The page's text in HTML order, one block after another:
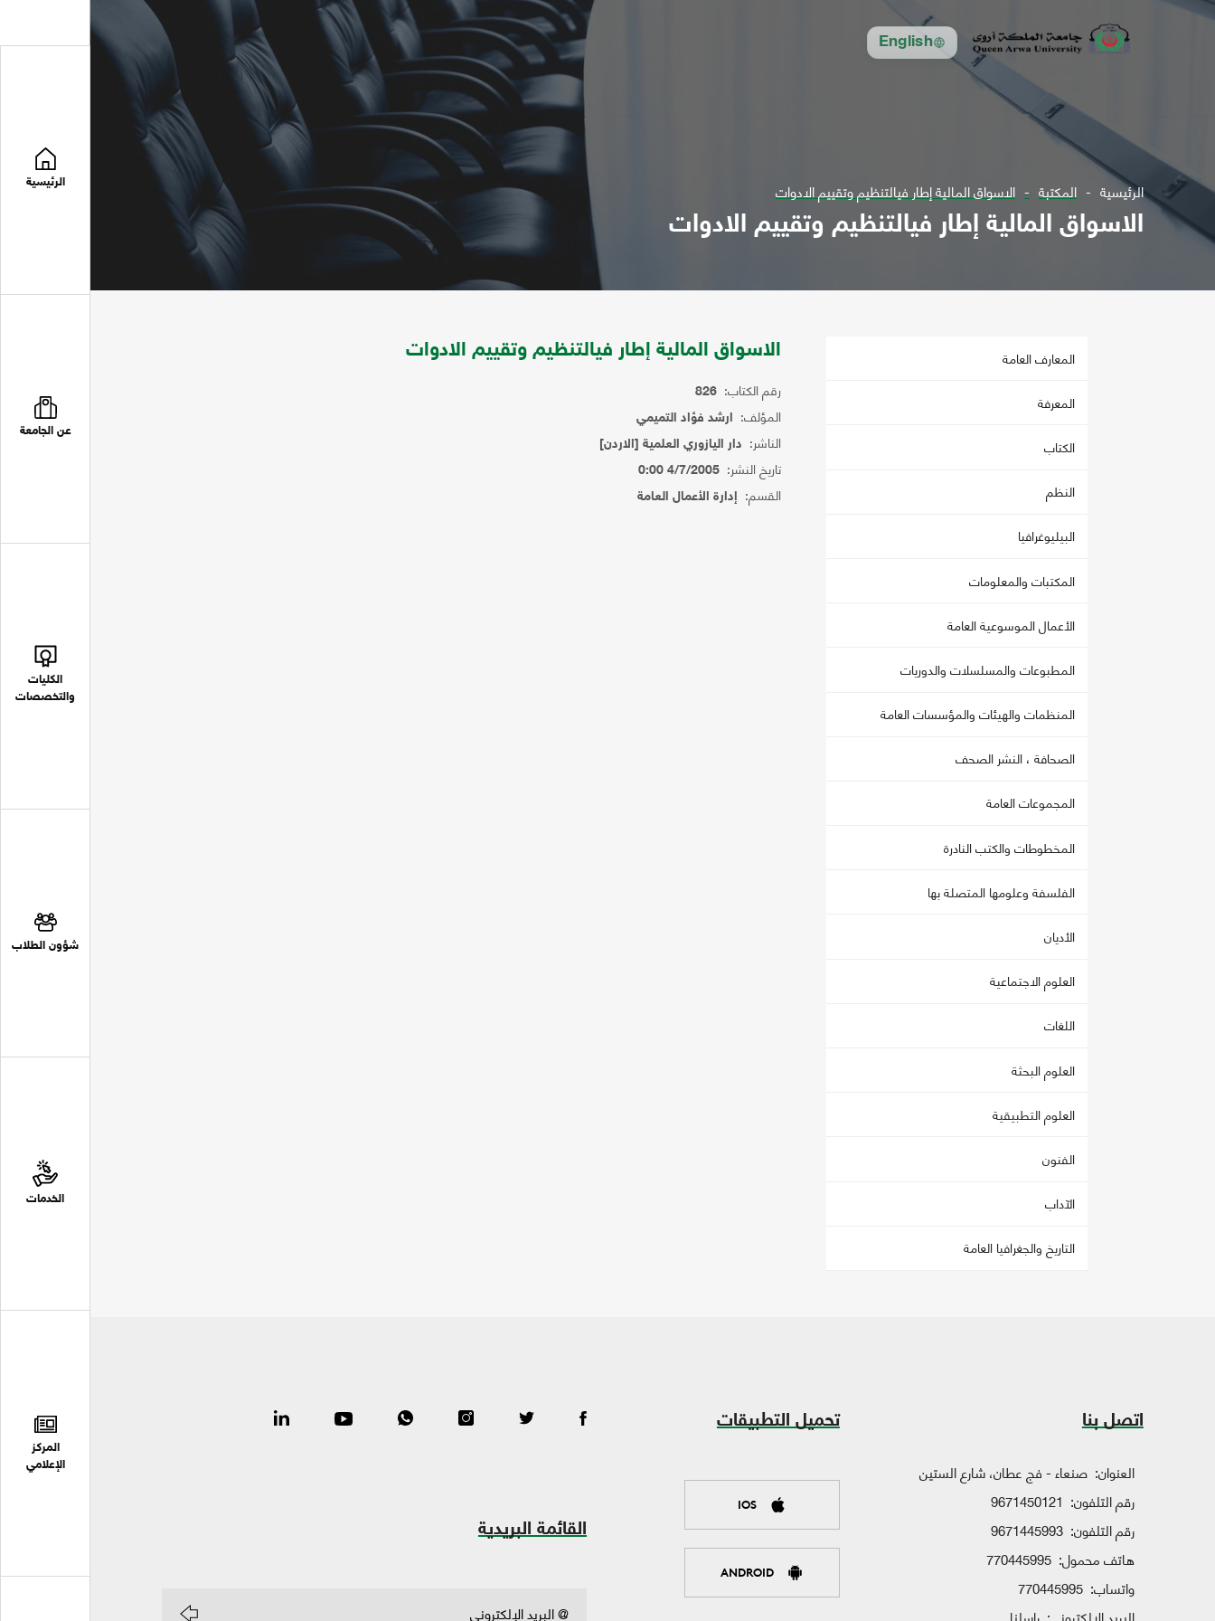
English
الرئيسية
عن الجامعة
الكليات
والتخصصات
شؤون الطلاب
الخدمات
المركز
الإعلامي
الرئيسية المكتبة الاسواق المالية إطار فيالتنظيم وتقييم الادوات
الاسواق المالية إطار فيالتنظيم وتقييم الادوات
المعارف العامة
المعرفة
الكتاب
النظم
البيليوغرافيا
المكتبات والمعلومات
الأعمال الموسوعية العامة
المطبوعات والمسلسلات والدوريات
المنظمات والهيئات والمؤسسات العامة
الصحافة ، النشر الصحف
المجموعات العامة
المخطوطات والكتب النادرة
الفلسفة وعلومها المتصلة بها
الأديان
العلوم الاجتماعية
اللغات
العلوم البحثة
العلوم التطبيقية
الفنون
الآداب
التاريخ والجغرافيا العامة
الاسواق المالية إطار فيالتنظيم وتقييم الادوات
رقم الكتاب: 826
المؤلف: ارشد فؤاد التميمي
الناشر: دار اليازوري العلمية [الاردن]
تاريخ النشر: 4/7/2005 0:00
القسم: إدارة الأعمال العامة
اتصل بنا
العنوان: صنعاء - فج عطان، شارع الستين
رقم التلفون: 9671450121
رقم التلفون: 9671445993
هاتف محمول: 770445995
واتساب: 770445995
تحميل التطبيقات
IOS
ANDROID
القائمة البريدية